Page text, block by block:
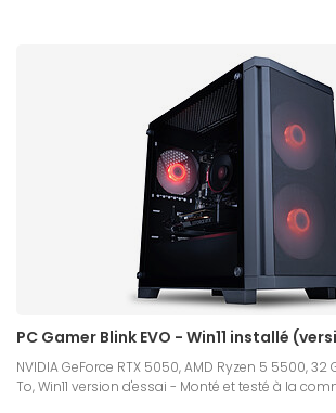
PC Gamer Blink EVO - Win11 installé
NVIDIA GeForce RTX 5050, AMD Ryzen 5 5500, 32
To, Win11 version d'essai - Monté et testé à la